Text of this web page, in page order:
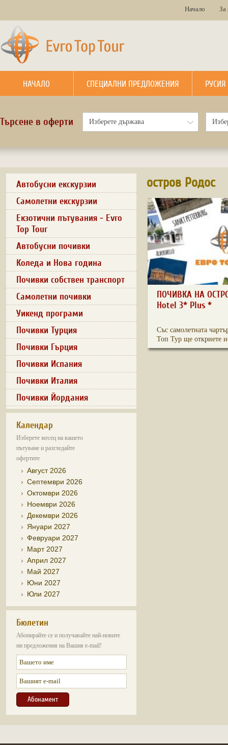
Начало За
НАЧАЛО СПЕЦИАЛНИ ПРЕДЛОЖЕНИЯ РУСИЯ
Търсене в оферти
Автобусни екскурзии
Самолетни екскурзии
Екзотични пътувания - Evro
Top Tour
Автобусни почивки
Коледа и Нова година
Почивки собствен транспорт
Самолетни почивки
Уикенд програми
Почивки Турция
Почивки Гърция
Почивки Испания
Почивки Италия
Почивки Йордания
Календар
Изберете месец на вашето
пътуване и разгледайте
офертите
Август 2026
Септември 2026
Октомври 2026
Ноември 2026
Декември 2026
Януари 2027
Февруари 2027
Март 2027
Април 2027
Май 2027
Юни 2027
Юли 2027
Бюлетин
Абонирайте се и получавайте най-новите
ни предложения на Вашия e-mail!
остров Родос
ПОЧИВКА НА
Hotel 3* Plus *
Със самолетната
Топ Тур ще откриете